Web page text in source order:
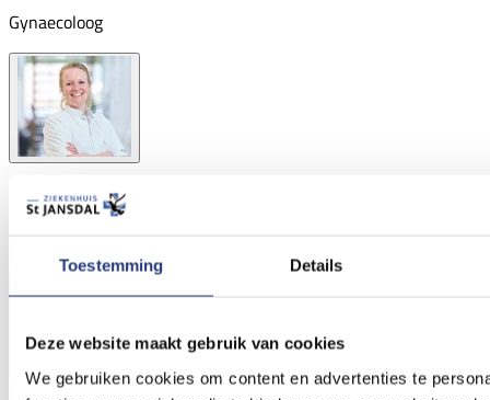
Toestemming Details
Deze website maakt gebruik van cookies
We gebruiken cookies om content en advertenties te
Gynaecoloog
S. (Stephanie) Eilander